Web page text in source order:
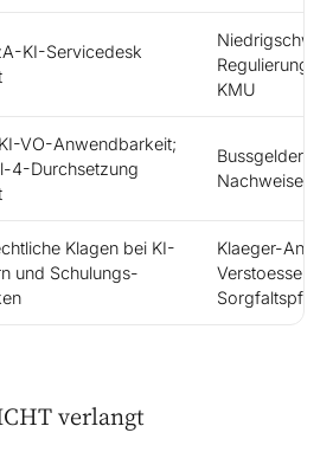
KI-Servicedesk
KMU
VO-Anwendbarkeit;
4-Durchsetzung
Bussgelder
Nachweise in
Klagen bei KI-
und Schulungs-
Klaeger-
Verstoesse
verlangt